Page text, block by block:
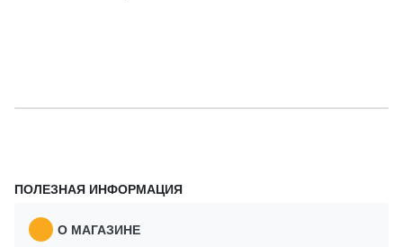
ПОЛЕЗНАЯ ИНФОРМАЦИЯ
О МАГАЗИНЕ